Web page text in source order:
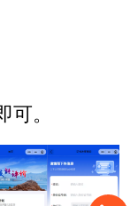
。